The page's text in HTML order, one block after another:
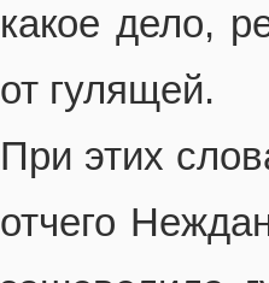
какое дело,
от гулящей.
При этих
отчего